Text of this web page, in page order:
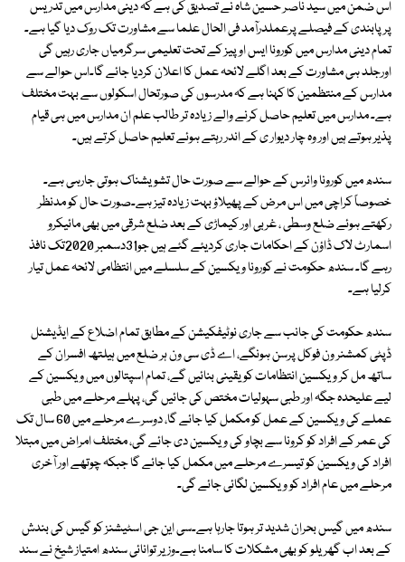
اس ضمن میں سید ناصر حسین شاہ نے تصدیق کی ہے کہ دینی مدارس میں تدریس
پرپابندی کے فیصلے پرعملدرآمد فی الحال علما سے مشاورت تک روک دیا گیا ہے۔
تمام دینی مدارس میں کورونا ایس اوپیز کے تحت تعلیمی سرگرمیاں جاری رہیں گی
اورجلد ہی مشاورت کے بعد اگلے لائحہ عمل کا اعلان کردیا جائے گا۔اس حوالے سے
مدارس کے منتظمین کا کہنا ہے کہ مدرسوں کی صورتحال اسکولوں سے بہت مختلف
ہے۔ مدارس میں تعلیم حاصل کرنے والے زیادہ تر طالب علم ان مدارس میں ہی قیام
پذیر ہوتے ہیں اور وہ چار دیوار ی کے اندر رہتے ہوئے تعلیم حاصل کرتے ہیں۔
سندھ میں کورونا وائرس کے حوالے سے صورت حال تشویشناک ہوتی جارہی ہے۔
خصوصاً کراچی میں اس مرض کے پھیلاؤ بہت زیادہ تیز ہے۔صورت حال کو مدنظر
رکھتے ہوئے ضلع وسطی ، غربی اور کیماڑی کے بعد ضلع شرقی میں بھی مائیکرو
اسمارٹ لاک ڈاؤن کے احکامات جاری کردیئے گئے ہیں جو31دسمبر 2020تک نافذ
رہے گا۔ سندھ حکومت نے کورونا ویکسین کے سلسلے میں انتظامی لائحہ عمل تیار
کرلیا ہے۔
سندھ حکومت کی جانب سے جاری نوٹیفکیشن کے مطابق تمام اضلاع کے ایڈیشنل
ڈپٹی کمشنر ون فوکل پرسن ہونگے، اے ڈی سی ون ہر ضلع میں ہیلتھ افسران کے
ساتھ مل کر ویکسین انتظامات کو یقینی بنائیں گے، تمام اسپتالوں میں ویکسین کے
لیے علیحدہ جگہ اور طبی سہولیات مختص کی جائیں گی، پہلے مرحلے میں طبی
عملے کی ویکسین کے عمل کو مکمل کیا جائے گا، دوسرے مرحلے میں 60 سال تک
کی عمر کے افراد کو کرونا سے بچاو کی ویکسین دی جائے گی، مختلف امراض میں مبتلا
افراد کی ویکسین کو تیسرے مرحلے میں مکمل کیا جائے گا جبکہ چوتھے اور آخری
مرحلے میں عام افراد کو ویکسین لگائی جائے گی۔
سندھ میں گیس بحران شدید تر ہوتا جارہا ہے۔سی این جی اسٹیشنز کو گیس کی بندش
کے بعد اب گھریلو کو بھی مشکلات کا سامنا ہے۔وزیر توانائی سندھ امتیاز شیخ نے سند